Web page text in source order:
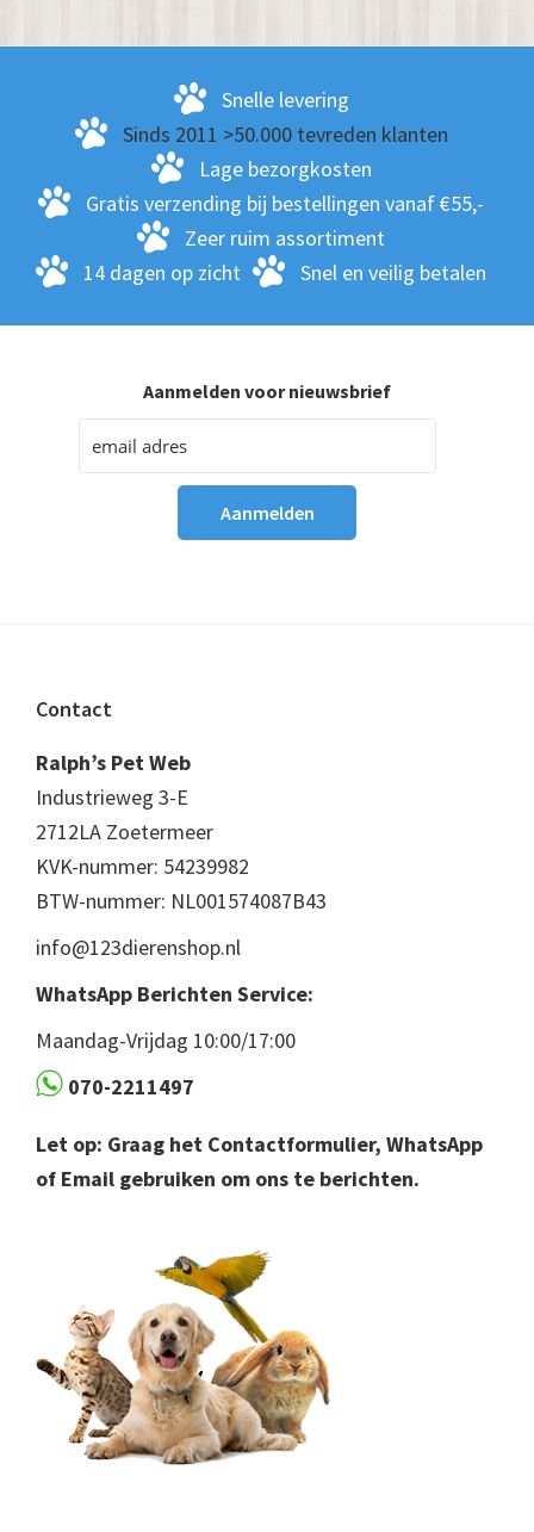
Snelle levering
Sinds 2011 >50.000 tevreden klanten
Lage bezorgkosten
Gratis verzending bij bestellingen vanaf €55,-
Zeer ruim assortiment
14 dagen op zicht
Snel en veilig betalen
Aanmelden voor nieuwsbrief
Footer
Contact
Ralph’s Pet Web
Industrieweg 3-E
2712LA Zoetermeer
KVK-nummer: 54239982
BTW-nummer: NL001574087B43
info@123dierenshop.nl
WhatsApp Berichten Service:
Maandag-Vrijdag 10:00/17:00
070-2211497
Let op: Graag het Contactformulier, WhatsApp
of Email gebruiken om ons te berichten.